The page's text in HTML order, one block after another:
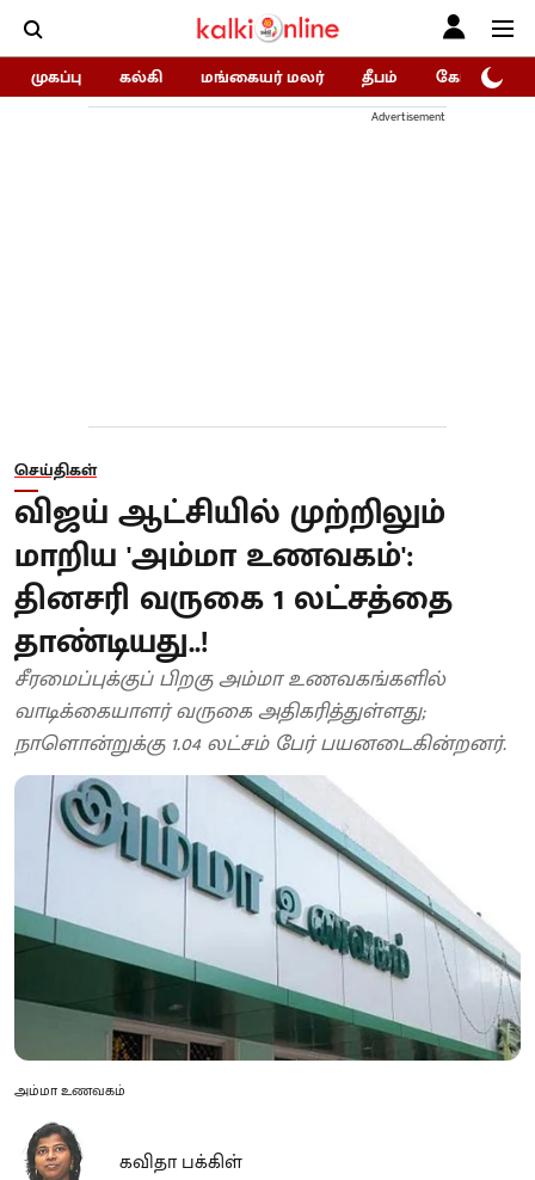
முகப்பு கல்கி மங்கையர் மலர் தீபம் கோகுலம்/
Advertisement
செய்திகள்
விஜய் ஆட்சியில் முற்றிலும்
மாறிய 'அம்மா உணவகம்':
தினசரி வருகை 1 லட்சத்தை
தாண்டியது..!
சீரமைப்புக்குப் பிறகு அம்மா உணவகங்களில்
வாடிக்கையாளர் வருகை அதிகரித்துள்ளது;
நாளொன்றுக்கு 1.04 லட்சம் பேர் பயனடைகின்றனர்.
அம்மா உணவகம்
கவிதா பக்கிள்